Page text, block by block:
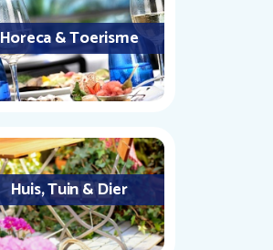
Horeca & Toerisme
Huis, Tuin & Dier